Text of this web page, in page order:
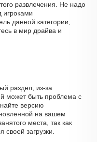
развлечения. Не надо
игроками
данной категории,
в мир драйва и
раздел, из-за
может быть проблема с
версию
на вашем
места, так как
загрузки.